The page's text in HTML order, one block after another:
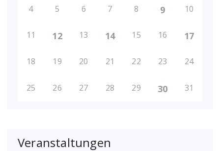
4 5 6 7 8 9 10
11 12 13 14 15 16 17
18 19 20 21 22 23 24
25 26 27 28 29 30 31
Veranstaltungen